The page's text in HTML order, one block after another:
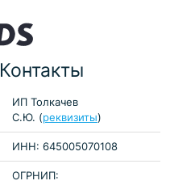
Контакты
ИП Толкачев
С.Ю. (реквизиты)
ИНН: 645005070108
ОГРНИП: